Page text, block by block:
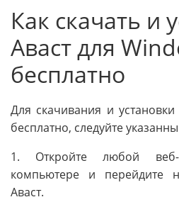
Как скачать и
Аваст для
бесплатно
Для скачивания и
бесплатно, следуйте
1. Откройте любой
компьютере и перейдите
Аваст.